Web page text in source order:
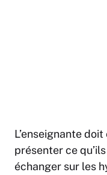
L’enseignante
présenter ce
échanger sur les